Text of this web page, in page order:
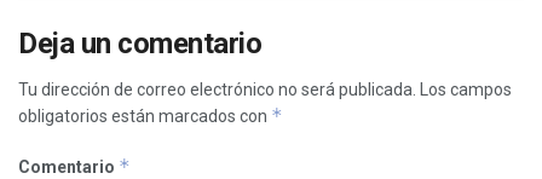
Deja un comentario
Tu dirección de correo electrónico no será publicada.
Los campos
obligatorios están marcados con *
Comentario *